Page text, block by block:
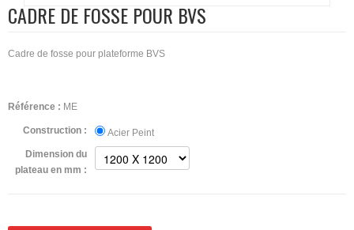
CADRE DE FOSSE POUR BVS
Cadre de fosse pour plateforme BVS
Référence : ME
Construction :
Acier Peint
Dimension du
plateau en mm :